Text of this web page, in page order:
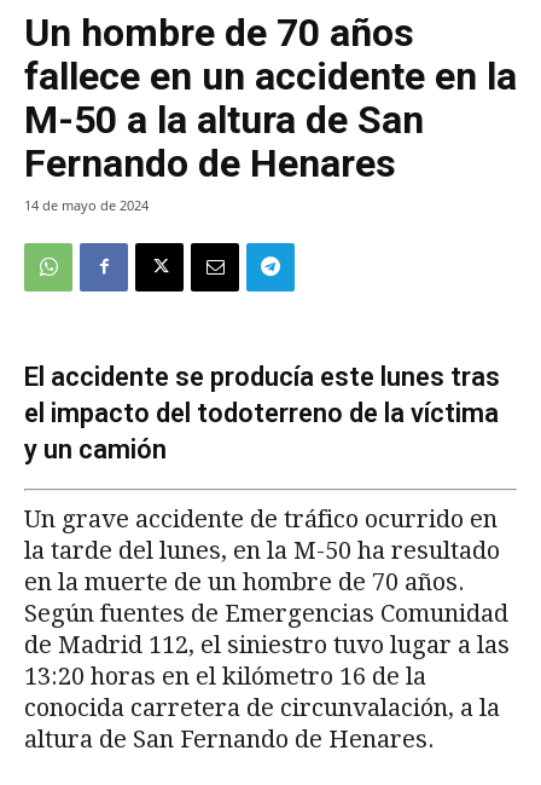
Un hombre de 70 años
fallece en un accidente en la
M-50 a la altura de San
Fernando de Henares
14 de mayo de 2024
El accidente se producía este lunes tras
el impacto del todoterreno de la víctima
y un camión
Un grave accidente de tráfico ocurrido en
la tarde del lunes, en la M-50 ha resultado
en la muerte de un hombre de 70 años.
Según fuentes de Emergencias Comunidad
de Madrid 112, el siniestro tuvo lugar a las
13:20 horas en el kilómetro 16 de la
conocida carretera de circunvalación, a la
altura de San Fernando de Henares.